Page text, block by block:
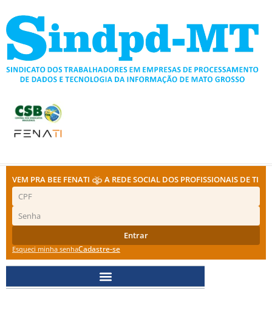
para
conteúdo
VEM PRA BEE FENATI A REDE SOCIAL DOS PROFISSIONAIS DE TI
Entrar
Esqueci minha senhaCadastre-se